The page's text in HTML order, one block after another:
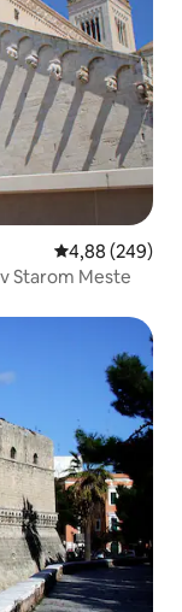
Priemerné
4,88 (249)
Starom Meste